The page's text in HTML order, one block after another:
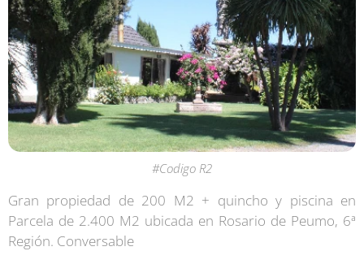
#Codigo R2
Gran propiedad de 200 M2 + quincho y piscina en
Parcela de 2.400 M2 ubicada en Rosario de Peumo, 6ª
Región. Conversable